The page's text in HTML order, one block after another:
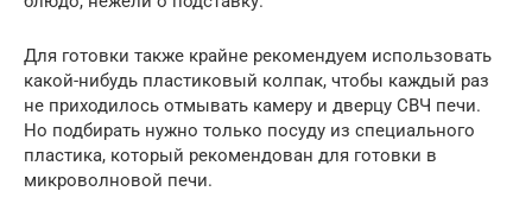
Для готовки также крайне рекомендуем использовать
какой-нибудь пластиковый колпак, чтобы каждый раз
не приходилось отмывать камеру и дверцу СВЧ печи.
Но подбирать нужно только посуду из специального
пластика, который рекомендован для готовки в
микроволновой печи.